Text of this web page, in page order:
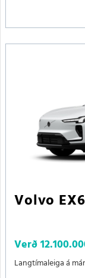
Volvo
Verð
Langtímaleiga á